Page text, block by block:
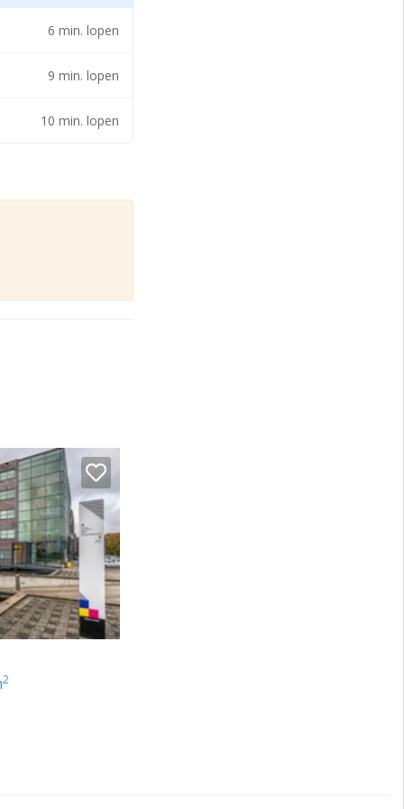
een kantoor
via
Lapershoek —
resulteert in
en
A. Een
6 min. lopen
9 min. lopen
10 min. lopen
2